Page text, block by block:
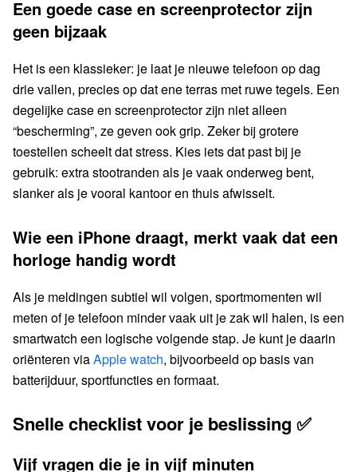
Een goede case en screenprotector zijn
geen bijzaak
Het is een klassieker: je laat je nieuwe telefoon op dag
drie vallen, precies op dat ene terras met ruwe tegels. Een
degelijke case en screenprotector zijn niet alleen
“bescherming”, ze geven ook grip. Zeker bij grotere
toestellen scheelt dat stress. Kies iets dat past bij je
gebruik: extra stootranden als je vaak onderweg bent,
slanker als je vooral kantoor en thuis afwisselt.
Wie een iPhone draagt, merkt vaak dat een
horloge handig wordt
Als je meldingen subtiel wil volgen, sportmomenten wil
meten of je telefoon minder vaak uit je zak wil halen, is een
smartwatch een logische volgende stap. Je kunt je daarin
oriënteren viaApple watch, bijvoorbeeld op basis van
batterijduur, sportfuncties en formaat.
Snelle checklist voor je beslissing ✅
Vijf vragen die je in vijf minuten